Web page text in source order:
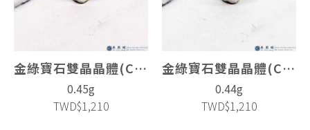
金綠寶石雙晶晶體(Chrysoberyl Twin)
0.45g
TWD$1,210
金綠寶石雙晶晶體(Chrysoberyl Twin)
0.44g
TWD$1,210